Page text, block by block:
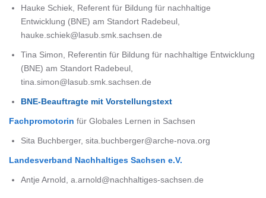
Hauke Schiek, Referent für Bildung für nachhaltige
Entwicklung (BNE) am Standort Radebeul,
hauke.schiek@lasub.smk.sachsen.de
Tina Simon, Referentin für Bildung für nachhaltige Entwicklung
(BNE) am Standort Radebeul,
tina.simon@lasub.smk.sachsen.de
BNE-Beauftragte mit Vorstellungstext
Fachpromotorin für Globales Lernen in Sachsen
Sita Buchberger, sita.buchberger@arche-nova.org
Landesverband Nachhaltiges Sachsen e.V.
Antje Arnold, a.arnold@nachhaltiges-sachsen.de